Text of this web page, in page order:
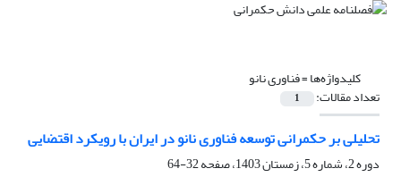
کلیدواژه‌ها =فناوری نانو
تعداد مقالات: 1
تحلیلی بر حکمرانی توسعه فناوری نانو در ایران با رویکرد اقتضایی
دوره 2، شماره 5، زمستان 1403، صفحه
32-64